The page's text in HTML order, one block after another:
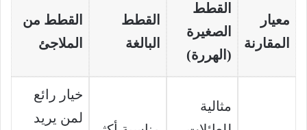
معيار
المقارنة
القطط
الصغيرة
(الهررة)
القطط
البالغة
القطط من
الملاجئ
مثالية
خيار رائع
لمن يريد